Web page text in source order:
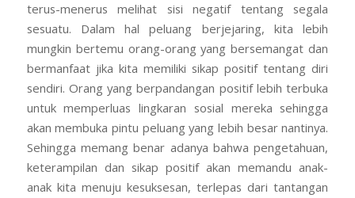
terus-menerus melihat sisi negatif tentang segala
sesuatu. Dalam hal peluang berjejaring, kita lebih
mungkin bertemu orang-orang yang bersemangat dan
bermanfaat jika kita memiliki sikap positif tentang diri
sendiri. Orang yang berpandangan positif lebih terbuka
untuk memperluas lingkaran sosial mereka sehingga
akan membuka pintu peluang yang lebih besar nantinya.
Sehingga memang benar adanya bahwa pengetahuan,
keterampilan dan sikap positif akan memandu anak-
anak kita menuju kesuksesan, terlepas dari tantangan